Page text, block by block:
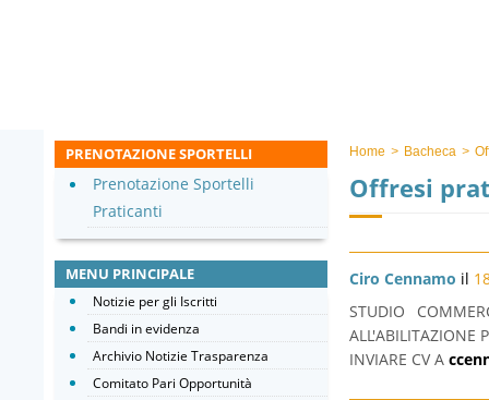
Home > Bacheca >
Offresi
Ciro Cennamo il
STUDIO
ALL'ABILITAZIONE
INVIARE CV A
PRENOTAZIONE SPORTELLI
Prenotazione Sportelli
Praticanti
MENU PRINCIPALE
Notizie per gli Iscritti
Bandi in evidenza
Archivio Notizie Trasparenza
Comitato Pari Opportunità